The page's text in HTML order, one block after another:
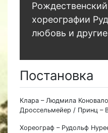
хореографии
любовь и
Постановка
Клара – Людмила
Дроссельмейер / Принц –
Хореограф – Рудольф